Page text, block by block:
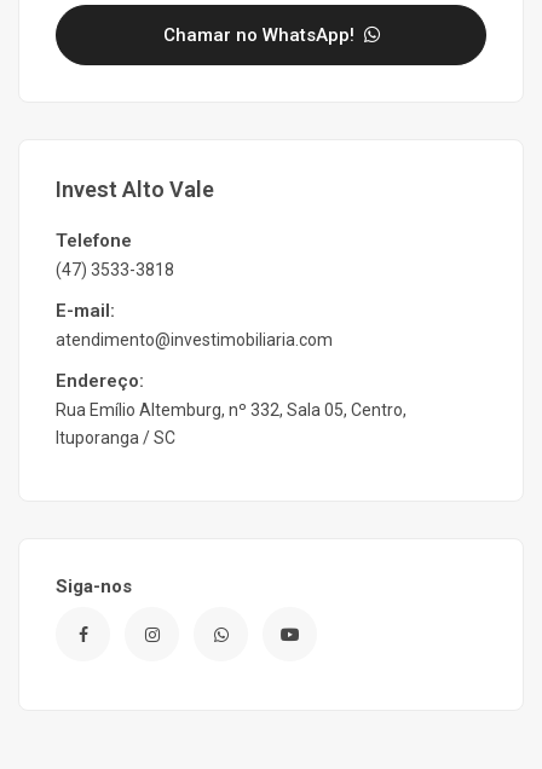
Chamar no WhatsApp!
Invest Alto Vale
Telefone
(47) 3533-3818
E-mail:
atendimento@investimobiliaria.com
Endereço:
Rua Emílio Altemburg, nº 332, Sala 05, Centro,
Ituporanga / SC
Siga-nos